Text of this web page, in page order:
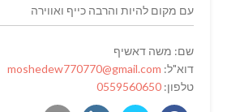
עם מקום להיות והרבה כייף ואווירה
שם: משה דאשיף
דוא"ל: moshedew770770@gmail.com
טלפון: 0559560650